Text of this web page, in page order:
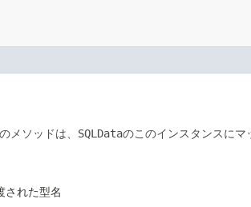
メソッドは、 SQLDataのこのインスタンスに
された型名